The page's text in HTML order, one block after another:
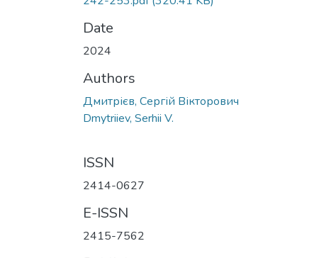
Date
2024
Authors
Дмитрієв, Сергій Вікторович
Dmytriiev, Serhii V.
ISSN
2414-0627
E-ISSN
2415-7562